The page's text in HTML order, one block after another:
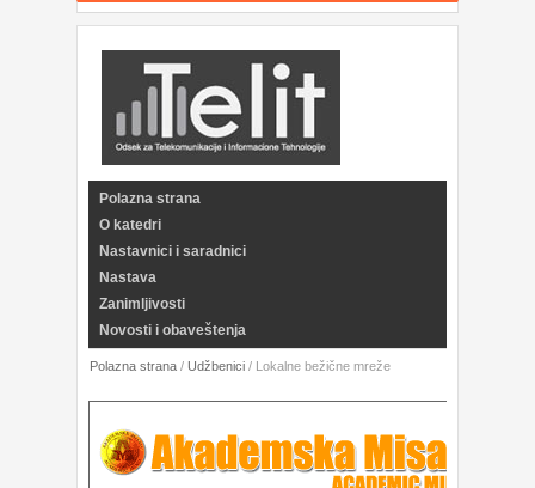
Polazna strana
O katedri
Nastavnici i saradnici
Nastava
Zanimljivosti
Novosti i obaveštenja
Polazna strana / Udžbenici / Lokalne bežične mreže